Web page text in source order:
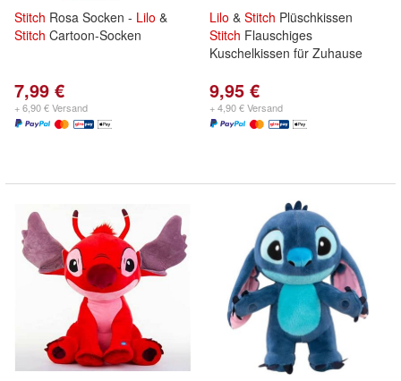
Stitch Rosa Socken - Lilo &
Stitch Cartoon-Socken
7,99 €
+ 6,90 € Versand
Lilo & Stitch Plüschkissen
Stitch Flauschiges
Kuschelkissen für Zuhause
9,95 €
+ 4,90 € Versand